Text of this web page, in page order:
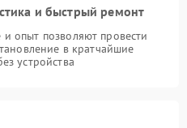
и быстрый ремонт
опыт позволяют провести
в кратчайшие
устройства